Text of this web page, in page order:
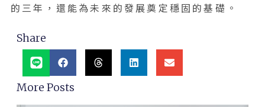
的三年，還能為未來的發展奠定穩固的基礎。
Share
More Posts